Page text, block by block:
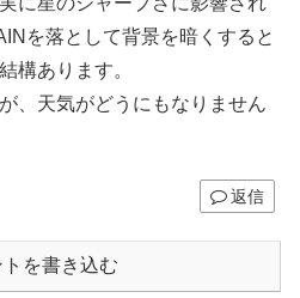
を落として背景を暗くすると
構あります。
、天気がどうにもなりません
返信
トを書き込む